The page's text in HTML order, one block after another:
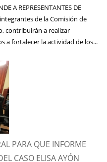
A REPRESENTANTES DE
integrantes de la Comisión de
contribuirán a realizar
a fortalecer la actividad de los...
PARA QUE INFORME
CASO ELISA AYÓN